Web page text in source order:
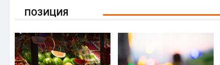
ПОЗИЦИЯ